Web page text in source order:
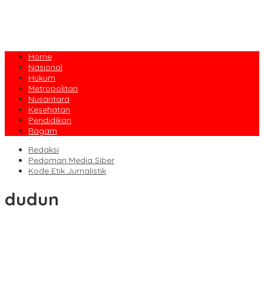
Home
Nasional
Hukum
Metropolitan
Nusantara
Kesehatan
Pendidikan
Ragam
Redaksi
Pedoman Media Siber
Kode Etik Jurnalistik
dudun